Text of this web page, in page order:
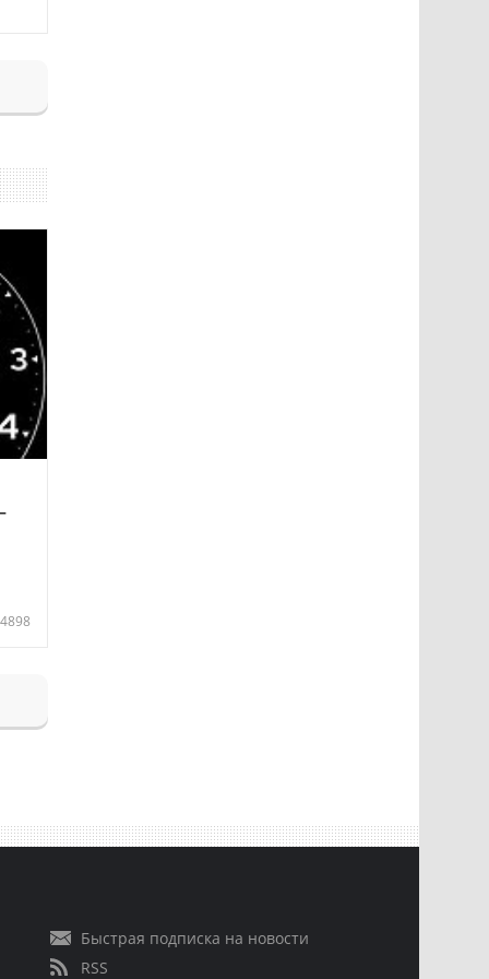
4898
Быстрая подписка на новости
RSS